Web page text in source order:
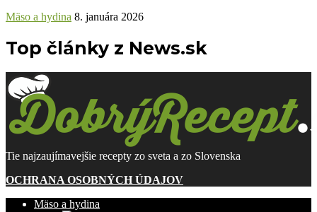
Mäso a hydina 8. januára 2026
Top články z News.sk
Tie najzaujímavejšie recepty zo sveta a zo Slovenska
OCHRANA OSOBNÝCH ÚDAJOV
Mäso a hydina